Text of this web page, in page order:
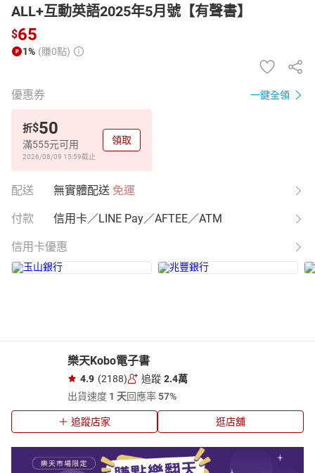
ALL+互動英語2025年5月號【有聲書】
$65
1% (賺0點)
優惠券 一鍵全領
折$50
滿555元可用
2026/08/09 15:59截止
領取
配送 無實體配送 免運
付款 信用卡／LINE Pay／AFTEE／ATM
信用卡優惠
樂天Kobo電子書
4.9 (2188) 追蹤 2.4萬
出貨速度 1 天回應率57%
追蹤店家 逛店舖